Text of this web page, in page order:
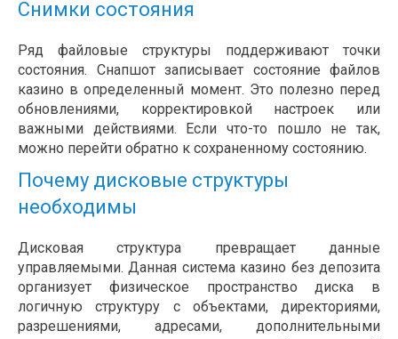
Снимки состояния
Ряд файловые структуры поддерживают точки
состояния. Снапшот записывает состояние файлов
казино в определенный момент. Это полезно перед
обновлениями, корректировкой настроек или
важными действиями. Если что-то пошло не так,
можно перейти обратно к сохраненному состоянию.
Почему дисковые структуры
необходимы
Дисковая структура превращает данные
управляемыми. Данная система казино без депозита
организует физическое пространство диска в
логичную структуру с объектами, директориями,
разрешениями, адресами, дополнительными